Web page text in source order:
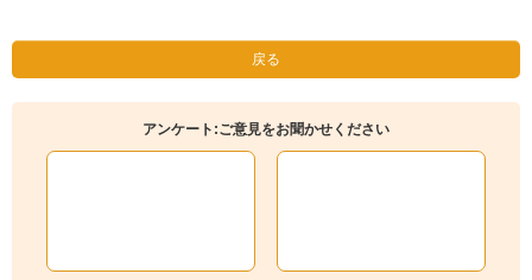
戻る
アンケート:ご意見をお聞かせください